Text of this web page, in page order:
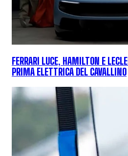
FERRARI LUCE, HAMILTON E
PRIMA ELETTRICA DEL CAVALLINO